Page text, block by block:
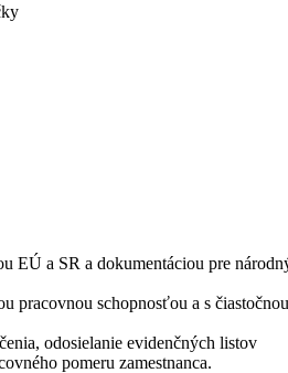
EÚ a SR a dokumentáciou pre
pracovnou schopnosťou a s
odosielanie evidenčných listov
pomeru zamestnanca.